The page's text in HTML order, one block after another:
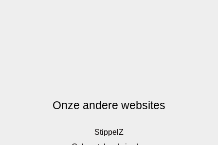
Onze andere websites
StippelZ